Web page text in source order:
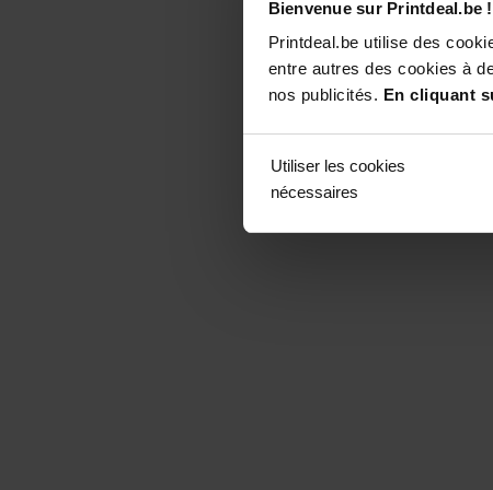
Bienvenue sur Printdeal.be
Printdeal.be utilise des
entre autres des cookies à
nos publicités. En cliquant
Utiliser les cookies
nécessaires